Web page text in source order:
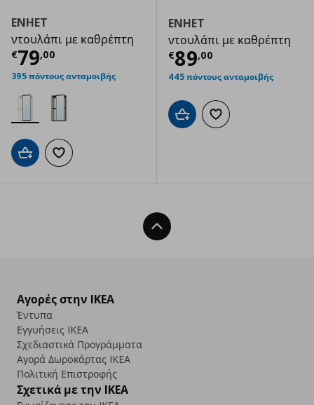
ENHET
ντουλάπι με καθρέπτη
€79,00
Τρέχουσα τιμή € 79,00
395 πόντους ανταμοιβής
Προσθήκη στο καλάθι
Προσθήκη στα αγαπημένα
ENHET
ντουλάπι με καθρέπτη
€89,00
Τρέχουσα
445 πόντους ανταμοιβής
Προσθήκη στο καλάθι
Προσθήκη στα
Back To Top
Αγορές στην IKEA
Έντυπα
Εγγυήσεις IKEA
Σχεδιαστικά Προγράμματα
Αγορά Δωρoκάρτας IKEA
Πολιτική Επιστροφής
Σχετικά με την IKEA